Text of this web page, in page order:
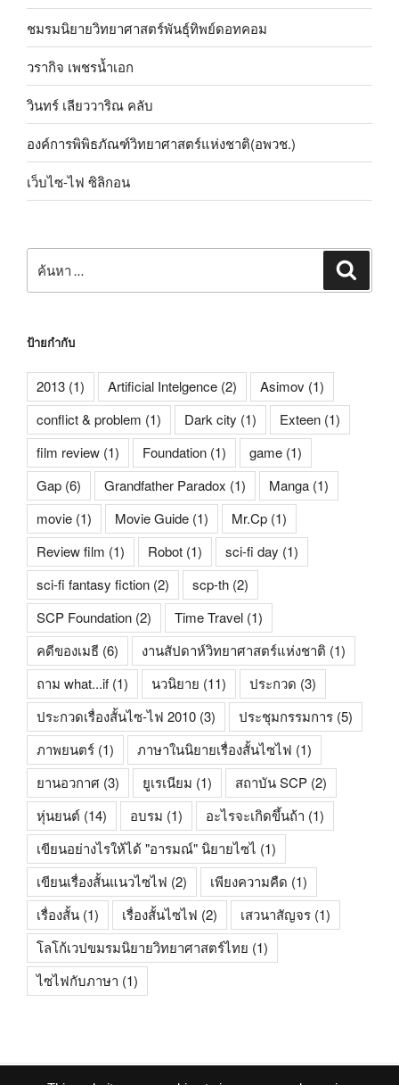
ชมรมนิยายวิทยาศาสตร์พันธุ์ทิพย์ดอทคอม
วรากิจ เพชรน้ำเอก
วินทร์ เลียววาริณ คลับ
องค์การพิพิธภัณฑ์วิทยาศาสตร์แห่งชาติ(อพวช.)
เว็บไซ-ไฟ ซิลิกอน
ป้ายกำกับ
2013 (1) Artificial Intelgence (2) Asimov (1)
conflict & problem (1) Dark city (1) Exteen (1)
film review (1) Foundation (1) game (1)
Gap (6) Grandfather Paradox (1) Manga (1)
movie (1) Movie Guide (1) Mr.Cp (1)
Review film (1) Robot (1) sci-fi day (1)
sci-fi fantasy fiction (2) scp-th (2)
SCP Foundation (2) Time Travel (1)
คดีของเมธี (6) งานสัปดาห์วิทยาศาสตร์แห่งชาติ (1)
ถาม what...if (1) นวนิยาย (11) ประกวด (3)
ประกวดเรื่องสั้นไซ-ไฟ 2010 (3) ประชุมกรรมการ (5)
ภาพยนตร์ (1) ภาษาในนิยายเรื่องสั้นไซไฟ (1)
ยานอวกาศ (3) ยูเรเนียม (1) สถาบัน SCP (2)
หุ่นยนต์ (14) อบรม (1) อะไรจะเกิดขึ้นถ้า (1)
เขียนอย่างไรให้ได้ "อารมณ์" นิยายไซไ (1)
เขียนเรื่องสั้นแนวไซไฟ (2) เพียงความคืด (1)
เรื่องสั้น (1) เรื่องสั้นไซไฟ (2) เสวนาสัญจร (1)
โลโก้เวปขมรมนิยายวิทยาศาสตร์ไทย (1)
ไซไฟกับภาษา (1)